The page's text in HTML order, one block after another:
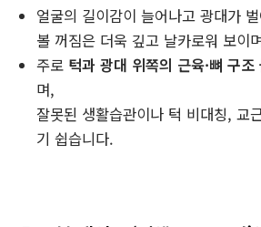
얼굴의 길이감이 늘어나고 광대가
볼 꺼짐은 더욱 깊고 날카로워 보이
주로 턱과 광대 위쪽의 근육·뼈 구조
며,
잘못된 생활습관이나 턱 비대칭, 교
기 쉽습니다.